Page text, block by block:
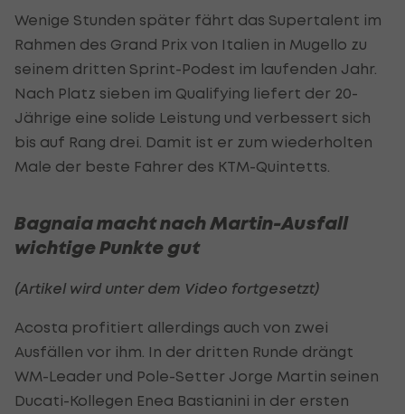
Wenige Stunden später fährt das Supertalent im
Rahmen des Grand Prix von Italien in Mugello zu
seinem dritten Sprint-Podest im laufenden Jahr.
Nach Platz sieben im Qualifying liefert der 20-
Jährige eine solide Leistung und verbessert sich
bis auf Rang drei. Damit ist er zum wiederholten
Male der beste Fahrer des KTM-Quintetts.
Bagnaia macht nach Martin-Ausfall
wichtige Punkte gut
(Artikel wird unter dem Video fortgesetzt)
Acosta profitiert allerdings auch von zwei
Ausfällen vor ihm. In der dritten Runde drängt
WM-Leader und Pole-Setter Jorge Martin seinen
Ducati-Kollegen Enea Bastianini in der ersten